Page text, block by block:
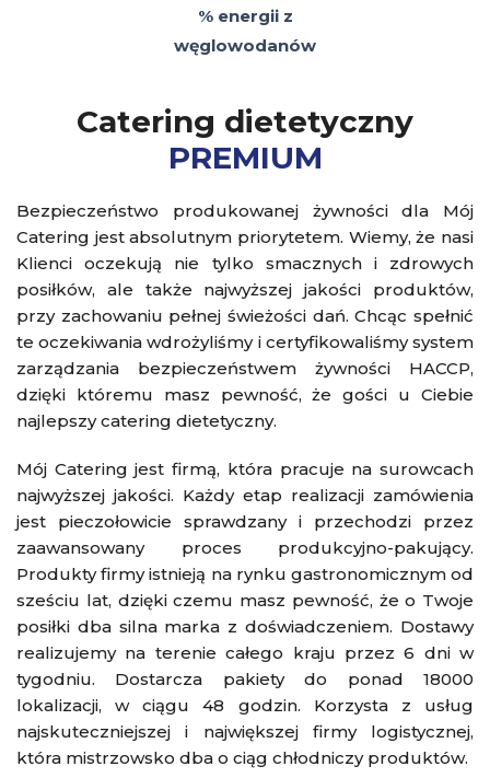
% energii z
węglowodanów
Catering dietetyczny
PREMIUM
Bezpieczeństwo produkowanej żywności dla Mój
Catering jest absolutnym priorytetem. Wiemy, że nasi
Klienci oczekują nie tylko smacznych i zdrowych
posiłków, ale także najwyższej jakości produktów,
przy zachowaniu pełnej świeżości dań. Chcąc spełnić
te oczekiwania wdrożyliśmy i certyfikowaliśmy system
zarządzania bezpieczeństwem żywności HACCP,
dzięki któremu masz pewność, że gości u Ciebie
najlepszy catering dietetyczny.
Mój Catering jest firmą, która pracuje na surowcach
najwyższej jakości. Każdy etap realizacji zamówienia
jest pieczołowicie sprawdzany i przechodzi przez
zaawansowany proces produkcyjno-pakujący.
Produkty firmy istnieją na rynku gastronomicznym od
sześciu lat, dzięki czemu masz pewność, że o Twoje
posiłki dba silna marka z doświadczeniem. Dostawy
realizujemy na terenie całego kraju przez 6 dni w
tygodniu. Dostarcza pakiety do ponad 18000
lokalizacji, w ciągu 48 godzin. Korzysta z usług
najskuteczniejszej i największej firmy logistycznej,
która mistrzowsko dba o ciąg chłodniczy produktów.